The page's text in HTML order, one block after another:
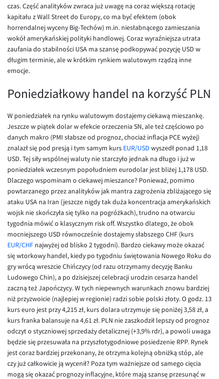
EUR/SGD
EUR/TRY
EUR/ZAR
GBP/USD
USD/CHF
GBP/CHF
czas. Część analityków zwraca już uwagę na coraz większą rotację
kapitału z Wall Street do Europy, co ma być efektem (obok
horrendalnej wyceny Big-Techów) m.in. niesłabnącego zamieszania
wokół amerykańskiej polityki handlowej. Coraz wyraźniejsza utrata
zaufania do stabilności USA ma szansę podkopywać pozycję USD w
długim terminie, ale w krótkim rynkiem walutowym rządzą inne
emocje.
Poniedziałkowy handel na korzyść PLN
W poniedziałek na rynku walutowym dostajemy ciekawą mieszankę.
Jeszcze w piątek dolar w efekcie orzeczenia SN, ale też częściowo po
danych makro (PMI słabsze od prognoz, chociaż inflacja PCE wyżej)
znalazł się pod presją i tym samym kurs EUR/USD wyszedł ponad 1,18
USD. Tej siły wspólnej waluty nie starczyło jednak na długo i już w
poniedziałek wczesnym popołudniem eurodolar jest bliżej 1,178 USD.
Dlaczego wspominam o ciekawej mieszance? Ponieważ, pomimo
powtarzanego przez analityków jak mantra zagrożenia zbliżającego się
ataku USA na Iran (jeszcze nigdy tak duża koncentracja amerykańskich
wojsk nie skończyła się tylko na pogróżkach), trudno na otwarciu
tygodnia mówić o klasycznym risk off. Wszystko dlatego, że obok
mocniejszego USD równocześnie dostajemy słabszego CHF (kurs
EUR/CHF najwyżej od blisko 2 tygodni). Bardzo ciekawy może okazać
się wtorkowy handel, kiedy po tygodniu świętowania Nowego Roku do
gry wrócą wreszcie Chińczycy (od razu otrzymamy decyzję Banku
Ludowego Chin), a po dzisiejszej celebracji urodzin cesarza handel
zaczną też Japończycy. W tych niepewnych warunkach znowu bardziej
niż przyzwoicie (najlepiej w regionie) radzi sobie polski złoty. O godz. 13
kurs euro jest przy 4,215 zł, kurs dolara utrzymuje się poniżej 3,58 zł, a
kurs franka balansuje na 4,61 zł. PLN nie zaszkodził lepszy od prognoz
odczyt o styczniowej sprzedaży detalicznej (+3,9% rdr), a powoli uwaga
będzie się przesuwała na przyszłotygodniowe posiedzenie RPP. Rynek
jest coraz bardziej przekonany, że otrzyma kolejną obniżką stóp, ale
czy już całkowicie ją wycenił? Poza tym ważniejsze od samego cięcia
mogą się okazać prognozy inflacyjne, które mają szansę przesunąć w